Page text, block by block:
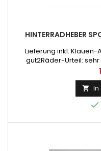
HINTERRADHEBER
Lieferung inkl.
gut2Räder-Urteil:
 In
